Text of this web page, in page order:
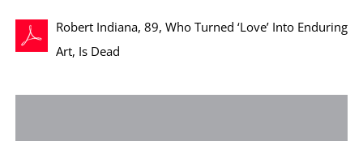
Robert Indiana, 89, Who Turned ‘Love’ Into Enduring
Art, Is Dead